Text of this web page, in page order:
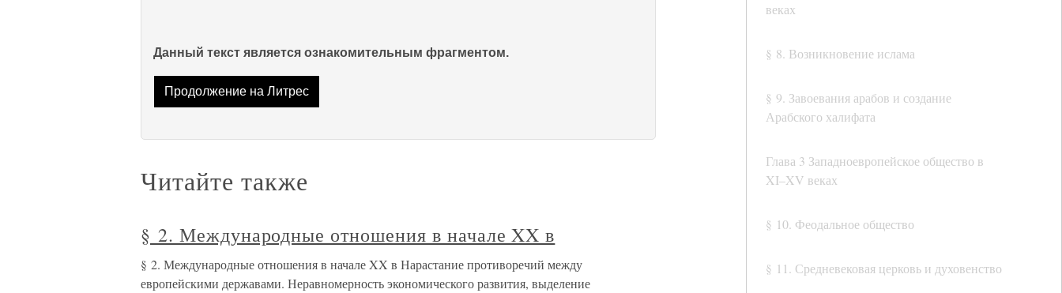
веках
§ 8. Возникновение ислама
§ 9. Завоевания арабов и создание
Арабского халифата
Глава 3 Западноевропейское общество в
XI–XV веках
§ 10. Феодальное общество
§ 11. Средневековая церковь и духовенство
Данный текст является ознакомительным фрагментом.
Продолжение на Литрес
Читайте также
§ 2. Международные отношения в начале XX в
§ 2. Международные отношения в начале XX в Нарастание противоречий между
европейскими державами. Неравномерность экономического развития, выделение